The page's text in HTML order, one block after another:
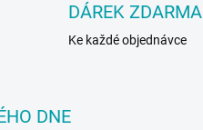
DÁREK ZDARMA
Ke každé objednávce
DNE